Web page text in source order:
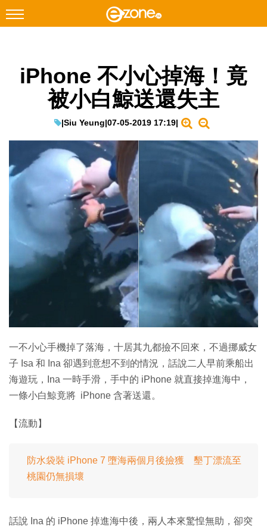
Facebook Instagram
遊戲動漫
教學評測
EduTech
生成式AI與雲端應用
Enterprise Digital Transformation
iPhone 不小心掉海！竟
被小白鯨送還失主
|Siu Yeung|07-05-2019 17:19|
一不小心手機掉了落海，十居其九都撿不回來，不過挪威女
子 Isa 和 Ina 卻遇到意想不到的情況，話說二人早前乘船出
海遊玩，Ina 一時手滑，手中的 iPhone 就直接掉進海中，
一條小白鯨竟將 iPhone 含著送還。
【流動】
防水袋裝 iPhone 7 墮海兩個月後撿獲 墾丁漂流至
桃園仍無損壞
話說 Ina 的 iPhone 掉進海中後，兩人本來驚惶無助，卻突